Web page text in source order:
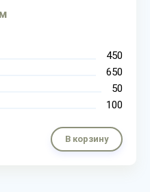
450
650
50
100
В корзину